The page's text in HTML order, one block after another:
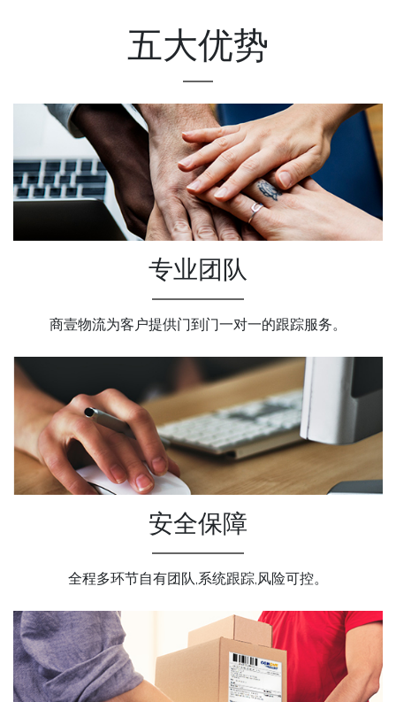
五大优势
专业团队
商壹物流为客户提供门到门一对一的跟踪服务。
安全保障
全程多环节自有团队,系统跟踪,风险可控。